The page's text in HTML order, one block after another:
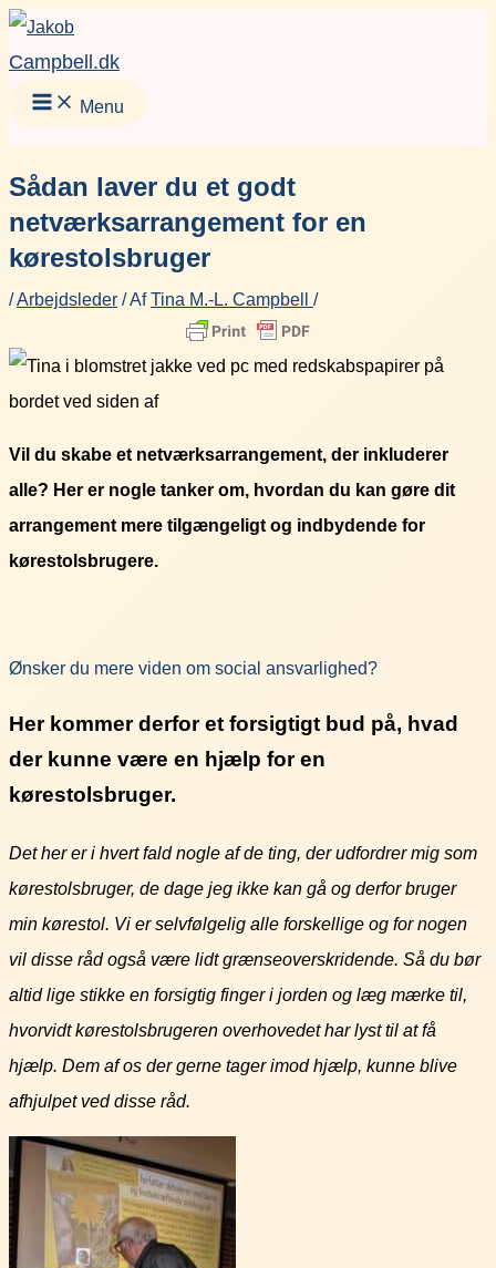
Gå
til
Campbell.dk
Menu
Sådan laver du et godt
netværksarrangement for en
kørestolsbruger
/Arbejdsleder / AfTina M.-L. Campbell /
Vil du skabe et netværksarrangement, der inkluderer
alle? Her er nogle tanker om, hvordan du kan gøre dit
arrangement mere tilgængeligt og indbydende for
kørestolsbrugere.
Ønsker du mere viden om social ansvarlighed?
Her kommer derfor et forsigtigt bud på, hvad
der kunne være en hjælp for en
kørestolsbruger.
Det her er i hvert fald nogle af de ting, der udfordrer mig som
kørestolsbruger, de dage jeg ikke kan gå og derfor bruger
min kørestol. Vi er selvfølgelig alle forskellige og for nogen
vil disse råd også være lidt grænseoverskridende. Så du bør
altid lige stikke en forsigtig finger i jorden og læg mærke til,
hvorvidt kørestolsbrugeren overhovedet har lyst til at få
hjælp. Dem af os der gerne tager imod hjælp, kunne blive
afhjulpet ved disse råd.